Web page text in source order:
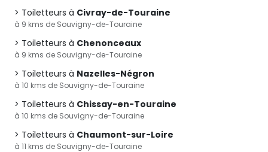
Toiletteurs à Civray-de-Touraine
à 9 kms de Souvigny-de-Touraine
Toiletteurs à Chenonceaux
à 9 kms de Souvigny-de-Touraine
Toiletteurs à Nazelles-Négron
à 10 kms de Souvigny-de-Touraine
Toiletteurs à Chissay-en-Touraine
à 10 kms de Souvigny-de-Touraine
Toiletteurs à Chaumont-sur-Loire
à 11 kms de Souvigny-de-Touraine